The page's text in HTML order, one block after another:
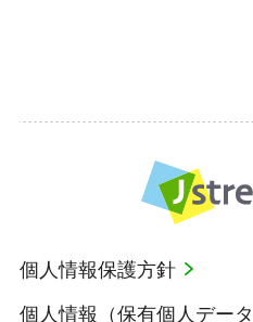
個人情報保護方針
個人情報（保有個人デー